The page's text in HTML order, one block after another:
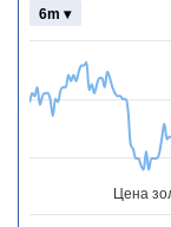
Цена
6m ▾